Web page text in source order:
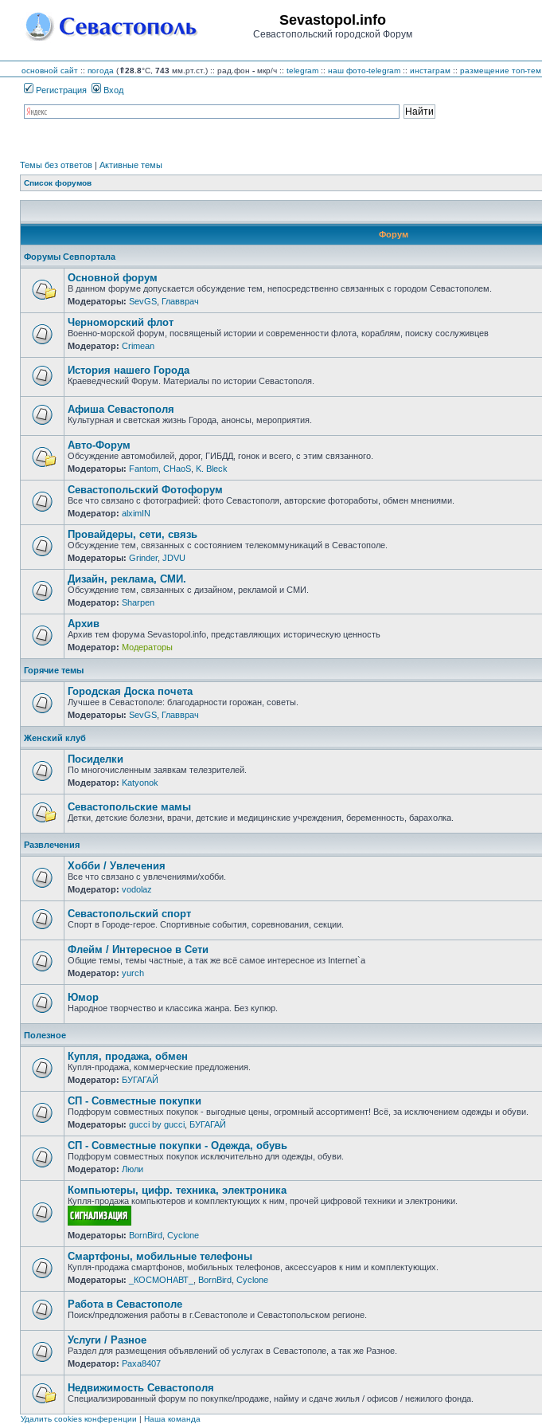
Sevastopol.info
Севастопольский городской Форум
основной сайт :: погода (⇑28.8°C, 743 мм.рт.ст.) :: рад.фон - мкр/ч :: telegram :: наш фото-telegram :: инстаграм :: размещение топ-тем
Регистрация Вход
Темы без ответов | Активные темы
Список форумов
Форум
Форумы Севпортала
Нет
непрочитанных
сообщений
Основной форум
В данном форуме допускается обсуждение тем, непосредственно связанных с городом Севастополем.
Модераторы: SevGS Главврач
Нет
непрочитанных
сообщений
Черноморский флот
Военно-морской форум, посвященый истории и современности флота, кораблям, поиску сослуживцев
Модератор: Crimean
непрочитанных
сообщений
История нашего Города
Краеведческий Форум. Материалы по истории Севастополя.
непрочитанных
сообщений
Афиша Севастополя
Культурная и светская жизнь Города, анонсы, мероприятия.
Нет
непрочитанных
сообщений
Авто-Форум
Обсуждение автомобилей, дорог, ГИБДД, гонок и всего, с этим связанного.
Модераторы: Fantom CHaoS K. Bleck
Нет
непрочитанных
сообщений
Севастопольский Фотофорум
Все что связано с фотографией: фото Севастополя, авторские фотоработы, обмен мнениями.
Модератор: alximIN
Нет
непрочитанных
сообщений
Провайдеры, сети, связь
Обсуждение тем, связанных с состоянием телекоммуникаций в Севастополе.
Модераторы: Grinder, JDVU
Нет
непрочитанных
сообщений
Дизайн, реклама, СМИ.
Обсуждение тем, связанных с дизайном, рекламой и СМИ.
Модератор: Sharpen
Нет
непрочитанных
сообщений
Архив
Архив тем форума Sevastopol.info, представляющих историческую ценность
Модератор: Модераторы
Горячие темы
Нет
непрочитанных
сообщений
Городская Доска почета
Лучшее в Севастополе: благодарности горожан, советы.
Модераторы: SevGS Главврач
Женский клуб
Нет
непрочитанных
сообщений
Посиделки
По многочисленным заявкам телезрителей.
Модератор: Katyonok
непрочитанных
сообщений
Севастопольские мамы
Детки, детские болезни, врачи, детские и медицинские учреждения, беременность, барахолка.
Развлечения
Нет
непрочитанных
сообщений
Хобби / Увлечения
Все что связано с увлечениями/хобби.
Модератор: vodolaz
непрочитанных
сообщений
Севастопольский спорт
Спорт в Городе-герое. Спортивные события, соревнования, секции.
Нет
непрочитанных
сообщений
Флейм / Интересное в Cети
Общие темы, темы частные, а так же всё самое интересное из Internet`а
Модератор: yurch
непрочитанных
сообщений
Юмор
Народное творчество и классика жанра. Без купюр.
Полезное
Нет
непрочитанных
сообщений
Купля, продажа, обмен
Купля-продажа, коммерческие предложения.
Модератор: БУГАГАЙ
Нет
непрочитанных
сообщений
СП - Совместные покупки
Подфорум совместных покупок - выгодные цены, огромный ассортимент! Всё, за исключением одежды и обуви.
Модераторы: gucci by gucci БУГАГАЙ
Нет
непрочитанных
сообщений
СП - Совместные покупки - Одежда, обувь
Подфорум совместных покупок исключительно для одежды, обуви.
Модератор: Люли
Нет
непрочитанных
Компьютеры, цифр. техника, электроника
Купля-продажа компьютеров и комплектующих к ним, прочей цифровой техники и электроники.
Модераторы: BornBird Cyclone
Нет
непрочитанных
сообщений
Смартфоны, мобильные телефоны
Купля-продажа смартфонов, мобильных телефонов, аксессуаров к ним и комплектующих.
Модераторы:
_КОСМОНАВТ_ BornBird Cyclone
непрочитанных
сообщений
Работа в Севастополе
Поиск/предложения работы в г.Севастополе и Севастопольском регионе.
Нет
непрочитанных
сообщений
Услуги / Разное
Раздел для размещения объявлений об услугах в Севастополе, а так же Разное.
Модератор: Paxa8407
непрочитанных
сообщений
Недвижимость Севастополя
Специализированный форум по покупке/продаже, найму и сдаче жилья / офисов / нежилого фонда.
Удалить cookies конференции | Наша команда